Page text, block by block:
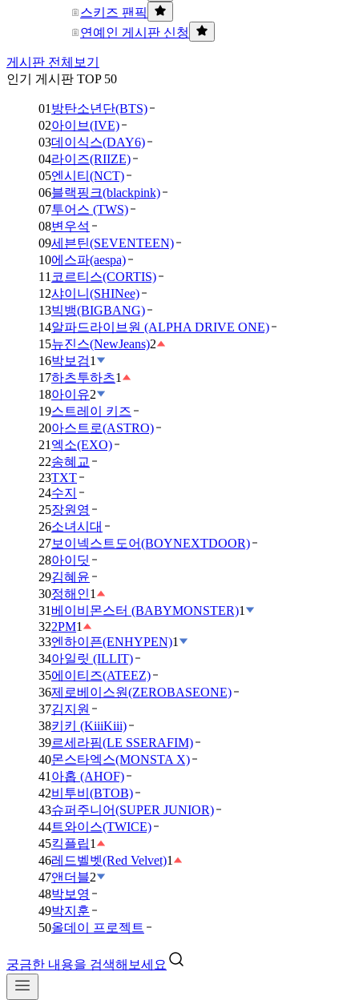
스키즈 팬픽
연예인 게시판 신청
게시판 전체보기
인기 게시판 TOP 50
01 방탄소년단(BTS)
02아이브(IVE)
03데이식스(DAY6)
04라이즈(RIIZE)
05엔시티(NCT)
06블랙핑크(blackpink)
07투어스 (TWS)
08변우석
09세븐틴(SEVENTEEN)
10에스파(aespa)
11 코르티스(CORTIS)
12샤이니(SHINee)
13빅뱅(BIGBANG)
14알파드라이브원 (ALPHA DRIVE ONE)
15뉴진스(NewJeans)2
16박보검1
17하츠투하츠1
18아이유2
19스트레이 키즈
20아스트로(ASTRO)
21 엑소(EXO)
22송혜교
23TXT
24수지
25장원영
26소녀시대
27보이넥스트도어(BOYNEXTDOOR)
28아이딧
29김혜윤
30정해인1
31 베이비몬스터 (BABYMONSTER)1
322PM1
33엔하이픈(ENHYPEN)1
34아일릿 (ILLIT)
35에이티즈(ATEEZ)
36제로베이스원(ZEROBASEONE)
37김지원
38키키 (KiiiKiii)
39르세라핌(LE SSERAFIM)
40몬스타엑스(MONSTA X)
41 아홉 (AHOF)
42비투비(BTOB)
43슈퍼주니어(SUPER JUNIOR)
44트와이스(TWICE)
45킥플립1
46레드벨벳(Red Velvet)1
47앤더블2
48박보영
49박지훈
50올데이 프로젝트
궁금한 내용을 검색해보세요